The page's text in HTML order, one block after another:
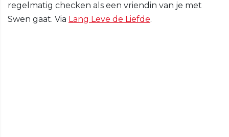
regelmatig checken als een vriendin van je met
Swen gaat. Via Lang Leve de Liefde.